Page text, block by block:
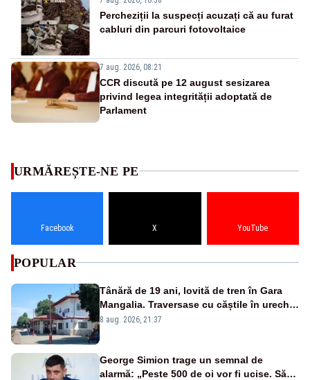
Percheziții la suspecți acuzați că au furat
cabluri din parcuri fotovoltaice
7 aug. 2026, 08:21
CCR discută pe 12 august sesizarea
privind legea integrității adoptată de
Parlament
URMĂREȘTE-NE PE
Facebook X YouTube
POPULAR
Tânără de 19 ani, lovită de tren în Gara
Mangalia. Traversase cu căștile în urechi
liniile printr-un loc nepermis
8 aug. 2026, 21:37
George Simion trage un semnal de
alarmă: „Peste 500 de oi vor fi ucise. Să